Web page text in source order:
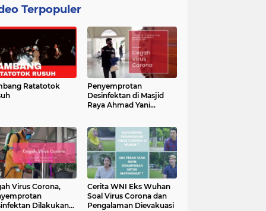
Terpopuler
Ratatotok
Penyemprotan
Desinfektan di Masjid
Raya Ahmad Yani
Virus Corona,
Dilakukan
Cerita WNI Eks Wuhan
Soal Virus Corona dan
Pengalaman Dievakuasi